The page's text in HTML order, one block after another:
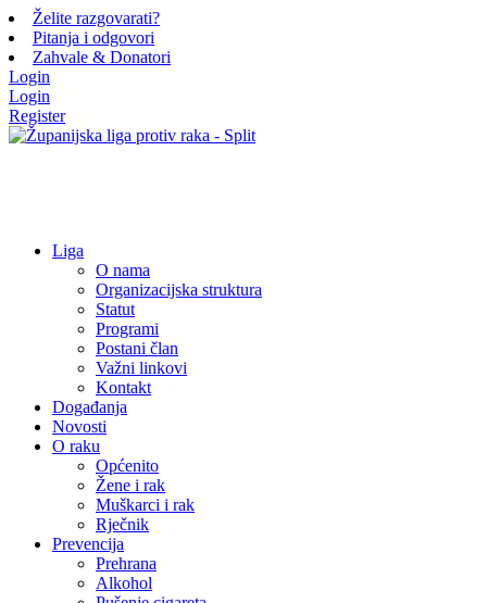
Želite razgovarati?
Pitanja i odgovori
Zahvale & Donatori
Login
Login
Register
Liga
O nama
Organizacijska struktura
Statut
Programi
Postani član
Važni linkovi
Kontakt
Događanja
Novosti
O raku
Općenito
Žene i rak
Muškarci i rak
Rječnik
Prevencija
Prehrana
Alkohol